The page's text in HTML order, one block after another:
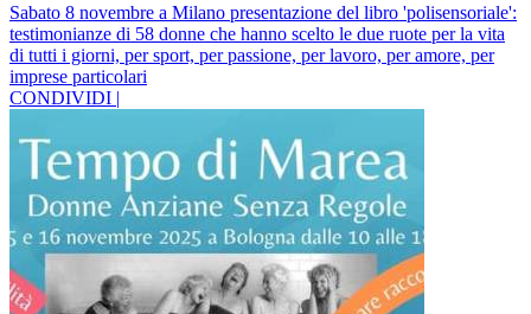
Sabato 8 novembre a Milano presentazione del libro 'polisensoriale':
testimonianze di 58 donne che hanno scelto le due ruote per la vita
di tutti i giorni, per sport, per passione, per lavoro, per amore, per
imprese particolari
CONDIVIDI |